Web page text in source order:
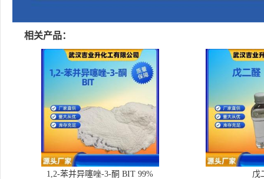
相关产品：
1,2-苯并异噻唑-3-酮 BIT 99% 戊